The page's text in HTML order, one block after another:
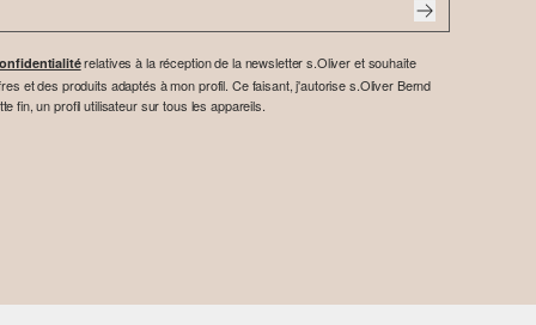
relatives à la réception de la newsletter s.Oliver et souhaite
et des produits adaptés à mon profil. Ce faisant, j'autorise s.Oliver Bernd
fin, un profil utilisateur sur tous les appareils.